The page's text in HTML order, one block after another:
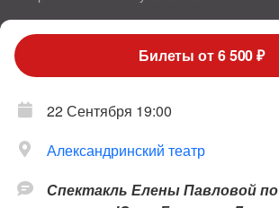
Билеты от 6 500 ₽
22 Сентября 19:00
Александринский театр
Спектакль Елены Павловой